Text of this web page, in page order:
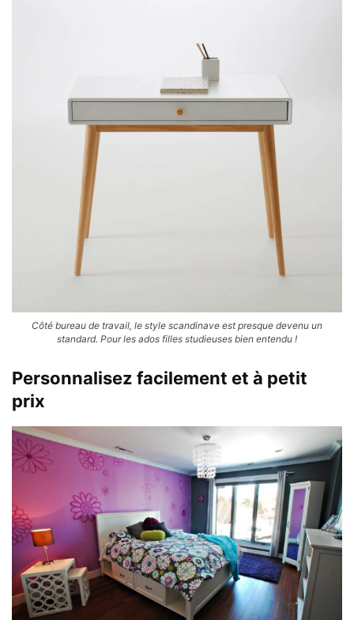
Côté bureau de travail, le style scandinave est presque devenu un
standard. Pour les ados filles studieuses bien entendu !
Personnalisez facilement et à petit
prix